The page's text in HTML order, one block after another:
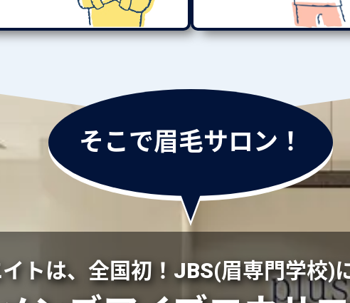
そこで眉毛サロン！
トは、全国初！ JBS(眉専門学校)